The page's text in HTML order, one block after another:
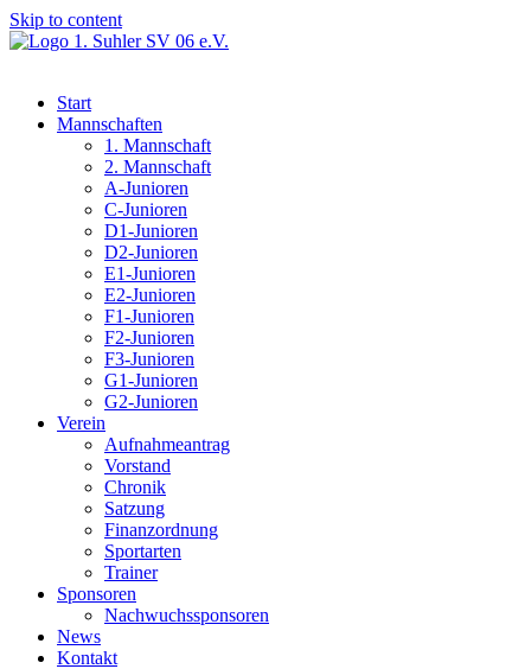
Skip to content
Start
Mannschaften
1. Mannschaft
2. Mannschaft
A-Junioren
C-Junioren
D1-Junioren
D2-Junioren
E1-Junioren
E2-Junioren
F1-Junioren
F2-Junioren
F3-Junioren
G1-Junioren
G2-Junioren
Verein
Aufnahmeantrag
Vorstand
Chronik
Satzung
Finanzordnung
Sportarten
Trainer
Sponsoren
Nachwuchssponsoren
News
Kontakt